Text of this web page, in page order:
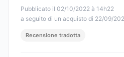
Pubblicato il 02/10/2022 à 14h22
a seguito di un acquisto di 22/09/
Recensione tradotta